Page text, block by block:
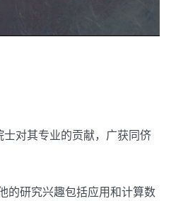
对其专业的贡献，广获同侪
的研究兴趣包括应用和计算数